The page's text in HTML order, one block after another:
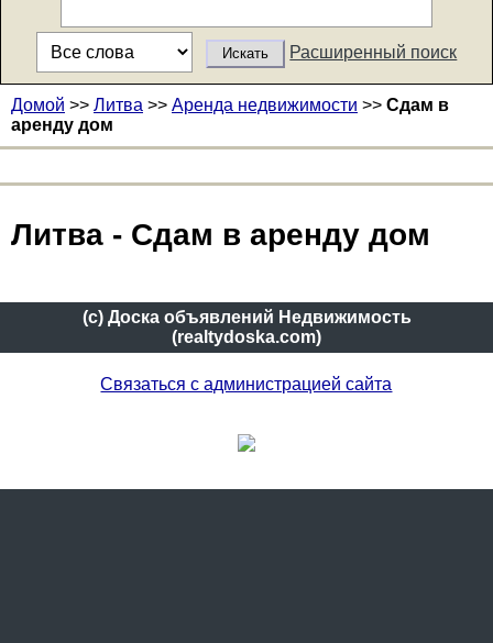
Расширенный поиск
Домой >> Литва >> Аренда недвижимости >> Сдам в
аренду дом
Литва - Сдам в аренду дом
(c) Доска объявлений Недвижимость
(realtydoska.com)
Связаться с администрацией сайта